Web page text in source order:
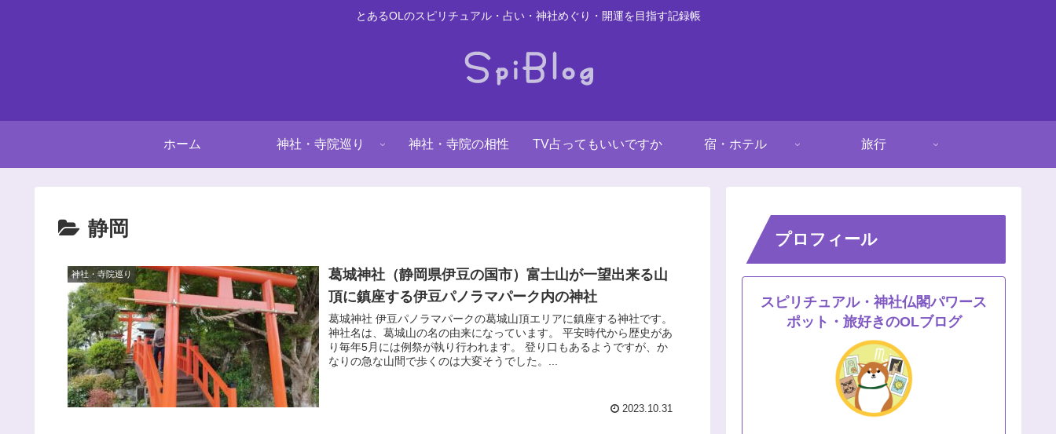
とあるOLのスピリチュアル・占い・神社めぐり・開運を目指す記録帳
ホーム 神社・寺院巡り 神社・寺院の相性 TV占ってもいいですか 宿・ホテル 旅行
静岡
神社・寺院巡り
葛城神社（静岡県伊豆の国市）富士山が一望出来る山
頂に鎮座する伊豆パノラマパーク内の神社
葛城神社 伊豆パノラマパークの葛城山頂エリアに鎮座する神社です。
神社名は、葛城山の名の由来になっています。 平安時代から歴史があ
り毎年5月には例祭が執り行われます。 登り口もあるようですが、か
なりの急な山間で歩くのは大変そうでした。...
2023.10.31
プロフィール
スピリチュアル・神社仏閣パワース
ポット・旅好きのOLブログ